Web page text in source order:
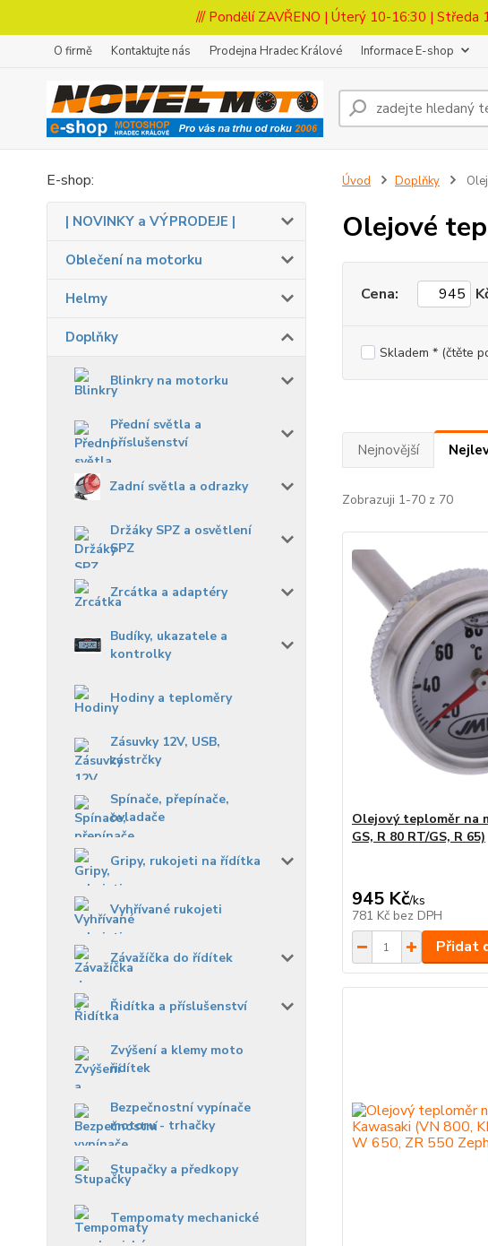
/// Pondělí ZAVŘENO | Úterý 10-16:30 |
O firmě Kontaktujte nás Prodejna Hradec Králové Informace E-shop
E-shop:
| NOVINKY a VÝPRODEJE |
Oblečení na motorku
Helmy
Doplňky
Blinkry na motorku
Přední světla a
příslušenství
Zadní světla a odrazky
Držáky SPZ a osvětlení
SPZ
Zrcátka a adaptéry
Budíky, ukazatele a
kontrolky
Hodiny a teploměry
Zásuvky 12V, USB,
zástrčky
Spínače, přepínače,
ovladače
Gripy, rukojeti na řídítka
Vyhřívané rukojeti
Závažíčka do řídítek
Řidítka a příslušenství
Zvýšení a klemy moto
řidítek
Bezpečnostní vypínače
motoru - trhačky
Stupačky a předkopy
Tempomaty mechanické
Úvod Doplňky
Olejové
Cena:
Skladem * (čtěte
Nejnovější
Zobrazuji 1-70 z 70
Olejový teploměr na
GS, R 80 RT/GS, R 65)
945 Kč/ks
781 Kč bez DPH
Přidat